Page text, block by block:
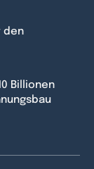
den
Billionen